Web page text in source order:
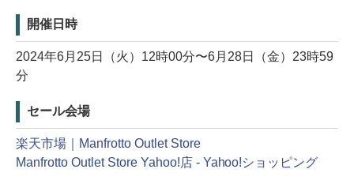
開催日時
2024年6月25日（火）12時00分〜6月28日（金）23時59
分
セール会場
楽天市場｜Manfrotto Outlet Store
Manfrotto Outlet Store Yahoo!店 - Yahoo!ショッピング